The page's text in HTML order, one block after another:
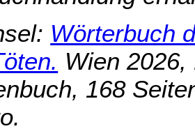
Wörterbuch
Wien
168